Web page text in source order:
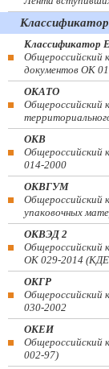
Классификатор
Общероссийский
документов ОК
ОКАТО
Общероссийский
ОКВ
Общероссийский
014-2000
ОКВГУМ
Общероссийский
упаковочных
ОКВЭД 2
Общероссийский
ОК 029-2014
ОКГР
Общероссийский
030-2002
ОКЕИ
Общероссийский
002-97)